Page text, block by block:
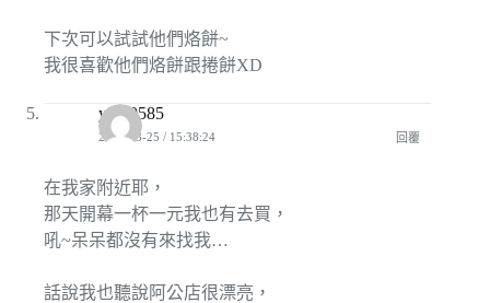
下次可以試試他們烙餅~
我很喜歡他們烙餅跟捲餅XD
ying0585
2010-03-25 / 15:38:24 回覆
在我家附近耶，
那天開幕一杯一元我也有去買，
吼~呆呆都沒有來找我…
話說我也聽說阿公店很漂亮，